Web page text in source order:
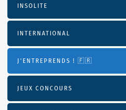
INSOLITE
INTERNATIONAL
J'ENTREPRENDS ! 🇫🇷
JEUX CONCOURS